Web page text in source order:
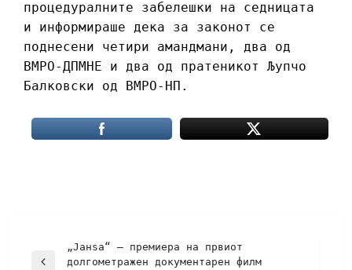
процедуралните забелешки на седницата
и информираше дека за законот се
поднесени четири амандмани, два од
ВМРО-ДПМНЕ и два од пратеникот Љупчо
Балковски од ВМРО-НП.
„Јанѕа“ – премиера на првиот
долгометражен документарен филм